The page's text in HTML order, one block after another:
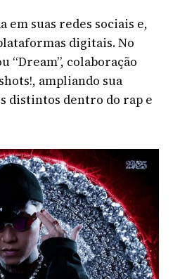
em suas redes sociais e,
digitais. No
“Dream”, colaboração
ampliando sua
distintos dentro do rap e